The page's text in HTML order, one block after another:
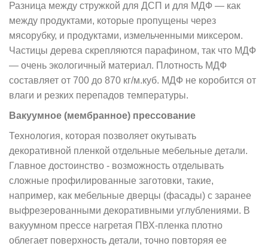
Разница между стружкой для ДСП и для МДФ — как
между продуктами, которые пропущены через
мясорубку, и продуктами, измельченными миксером.
Частицы дерева скрепляются парафином, так что МДФ
— очень экологичный материал. Плотность МДФ
составляет от 700 до 870 кг/м.куб. МДФ не коробится от
влаги и резких перепадов температуры.
Вакуумное (мембранное) прессование
Технология, которая позволяет окутывать
декоративной пленкой отдельные мебельные детали.
Главное достоинство - возможность отделывать
сложные профилированные заготовки, такие,
например, как мебельные дверцы (фасады) с заранее
выфрезерованными декоративными углублениями. В
вакуумном прессе нагретая ПВХ-пленка плотно
облегает поверхность детали, точно повторяя ее